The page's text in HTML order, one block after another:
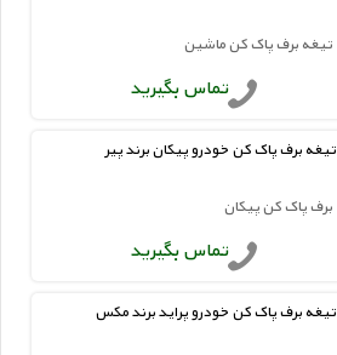
تیغه برف پاک کن ماشین
تماس بگیرید
تیغه برف پاک کن خودرو پیکان برند پیر
برف پاک کن پیکان
تماس بگیرید
تیغه برف پاک کن خودرو پراید برند مکس